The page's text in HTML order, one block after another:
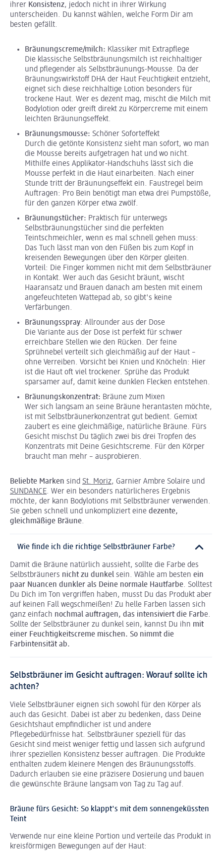
ihrer Konsistenz, jedoch nicht in ihrer Wirkung
unterscheiden. Du kannst wählen, welche Form Dir am
besten gefällt.
Bräunungscreme/milch: Klassiker mit Extrapflege
Die klassische Selbstbräunungsmilch ist reichhaltiger
und pflegender als Selbstbräunungs-Mousse. Da der
Bräunungswirkstoff DHA der Haut Feuchtigkeit entzieht,
eignet sich diese reichhaltige Lotion besonders für
trockene Haut. Wer es dezent mag, mischt die Milch mit
Bodylotion oder greift direkt zu Körpercreme mit einem
leichten Bräunungseffekt.
Bräunungsmousse: Schöner Soforteffekt
Durch die getönte Konsistenz sieht man sofort, wo man
die Mousse bereits aufgetragen hat und wo nicht.
Mithilfe eines Applikator-Handschuhs lässt sich die
Mousse perfekt in die Haut einarbeiten. Nach einer
Stunde tritt der Bräunungseffekt ein. Faustregel beim
Auftragen: Pro Bein benötigt man etwa drei Pumpstöße,
für den ganzen Körper etwa zwölf.
Bräunungstücher: Praktisch für unterwegs
Selbstbräunungstücher sind die perfekten
Teintschmeichler, wenn es mal schnell gehen muss:
Das Tuch lässt man von den Füßen bis zum Kopf in
kreisenden Bewegungen über den Körper gleiten.
Vorteil: Die Finger kommen nicht mit dem Selbstbräuner
in Kontakt. Wer auch das Gesicht bräunt, wischt
Haaransatz und Brauen danach am besten mit einem
angefeuchteten Wattepad ab, so gibt's keine
Verfärbungen.
Bräunungsspray: Allrounder aus der Dose
Die Variante aus der Dose ist perfekt für schwer
erreichbare Stellen wie den Rücken. Der feine
Sprühnebel verteilt sich gleichmäßig auf der Haut –
ohne Verreiben. Vorsicht bei Knien und Knöcheln: Hier
ist die Haut oft viel trockener. Sprühe das Produkt
sparsamer auf, damit keine dunklen Flecken entstehen.
Bräunungskonzentrat: Bräune zum Mixen
Wer sich langsam an seine Bräune herantasten möchte,
ist mit Selbstbräunerkonzentrat gut bedient. Gemixt
zaubert es eine gleichmäßige, natürliche Bräune. Fürs
Gesicht mischst Du täglich zwei bis drei Tropfen des
Konzentrats mit Deine Gesichtscreme. Für den Körper
braucht man mehr – ausprobieren.
Beliebte Marken sind St. Moriz, Garnier Ambre Solaire und
SUNDANCE. Wer ein besonders natürlicheres Ergebnis
möchte, der kann Bodylotions mit Selbstbräuner verwenden.
Sie geben schnell und unkompliziert eine dezente,
gleichmäßige Bräune.
Wie finde ich die richtige Selbstbräuner Farbe?
Damit die Bräune natürlich aussieht, sollte die Farbe des
Selbstbräuners nicht zu dunkel sein. Wähle am besten ein
paar Nuancen dunkler als Deine normale Hautfarbe. Solltest
Du Dich im Ton vergriffen haben, musst Du das Produkt aber
auf keinen Fall wegschmeißen! Zu helle Farben lassen sich
ganz einfach nochmal auftragen, das intensiviert die Farbe.
Sollte der Selbstbräuner zu dunkel sein, kannst Du ihn mit
einer Feuchtigkeitscreme mischen. So nimmt die
Farbintensität ab.
Selbstbräuner im Gesicht auftragen: Worauf sollte ich
achten?
Viele Selbstbräuner eignen sich sowohl für den Körper als
auch das Gesicht. Dabei ist aber zu bedenken, dass Deine
Gesichtshaut empfindlicher ist und andere
Pflegebedürfnisse hat. Selbstbräuner speziell für das
Gesicht sind meist weniger fettig und lassen sich aufgrund
ihrer speziellen Konsistenz besser auftragen. Die Produkte
enthalten zudem kleinere Mengen des Bräunungsstoffs.
Dadurch erlauben sie eine präzisere Dosierung und bauen
die gewünschte Bräune langsam von Tag zu Tag auf.
Bräune fürs Gesicht: So klappt's mit dem sonnengeküssten
Teint
Verwende nur eine kleine Portion und verteile das Produkt in
kreisförmigen Bewegungen auf der Haut: